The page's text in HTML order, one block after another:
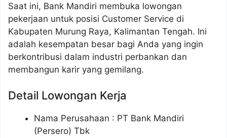
Saat ini, Bank Mandiri membuka lowongan
pekerjaan untuk posisi Customer Service di
Kabupaten Murung Raya, Kalimantan Tengah. Ini
adalah kesempatan besar bagi Anda yang ingin
berkontribusi dalam industri perbankan dan
membangun karir yang gemilang.
Detail Lowongan Kerja
Nama Perusahaan : PT Bank Mandiri
(Persero) Tbk